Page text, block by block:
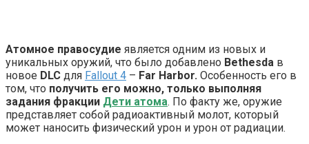
Атомное правосудие является одним из новых и
уникальных оружий, что было добавлено Bethesda в
новое DLC для Fallout 4 – Far Harbor. Особенность его в
том, что получить его можно, только выполняя
задания фракции Дети атома. По факту же, оружие
представляет собой радиоактивный молот, который
может наносить физический урон и урон от радиации.